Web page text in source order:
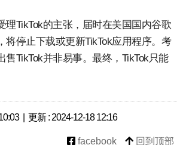
理TikTok的主张，届时在美国国内谷歌
将停止下载或更新TikTok应用程序。考
售TikTok并非易事。最终，TikTok只能
| 更新 : 2024-12-18 12:16
facebook 回到顶部